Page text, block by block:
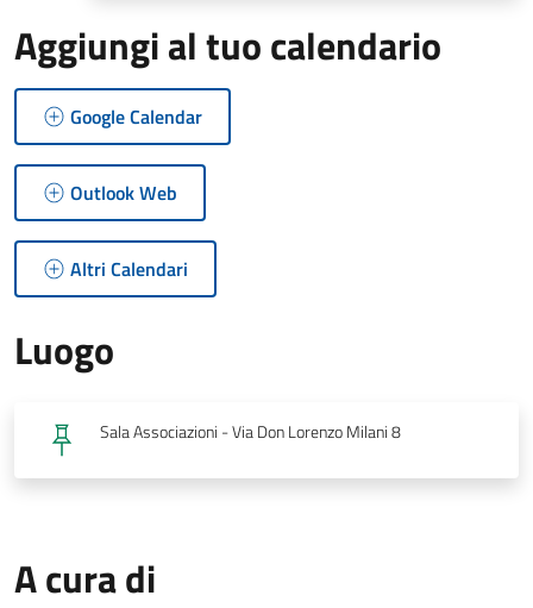
Aggiungi al tuo calendario
Google Calendar
Outlook Web
Altri Calendari
Luogo
Sala Associazioni - Via Don Lorenzo Milani 8
A cura di